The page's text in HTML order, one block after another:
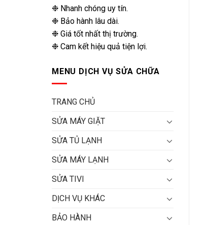
❉ Nhanh chóng uy tín.
❉ Bảo hành lâu dài.
❉ Giá tốt nhất thị trường.
❉ Cam kết hiệu quả tiện lợi.
MENU DỊCH VỤ SỬA CHỮA
TRANG CHỦ
SỬA MÁY GIẶT
SỬA TỦ LẠNH
SỬA MÁY LẠNH
SỬA TIVI
DỊCH VỤ KHÁC
BẢO HÀNH